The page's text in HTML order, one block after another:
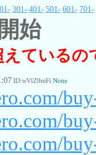
301- 401- 501- 601- 701-
始
えている
ID:wVlZ9mFi None